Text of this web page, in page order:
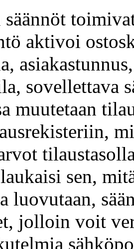
aktivoi
sovellettava
muutetaan
sen,
luovutaan,
jolloin voit